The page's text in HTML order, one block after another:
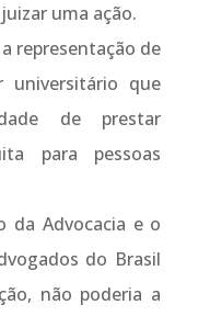
uma ação.
representação de
universitário que
de prestar
para pessoas
da Advocacia e o
do Brasil
não poderia a